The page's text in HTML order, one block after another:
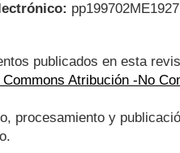
publicados en esta
Atribución -No
procesamiento y